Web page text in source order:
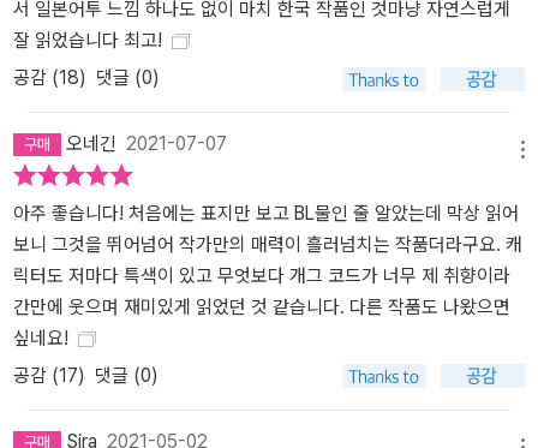
서 일본어투 느낌 하나도 없이 마치 한국 작품인 것마냥 자연스럽게
잘 읽었습니다 최고!
공감 (18) 댓글 (0)
오네긴 2021-07-07
아주 좋습니다! 처음에는 표지만 보고 BL물인 줄 알았는데 막상 읽어
보니 그것을 뛰어넘어 작가만의 매력이 흘러넘치는 작품더라구요. 캐
릭터도 저마다 특색이 있고 무엇보다 개그 코드가 너무 제 취향이라
간만에 웃으며 재미있게 읽었던 것 같습니다. 다른 작품도 나왔으면
싶네요!
공감 (17) 댓글 (0)
Sira 2021-05-02